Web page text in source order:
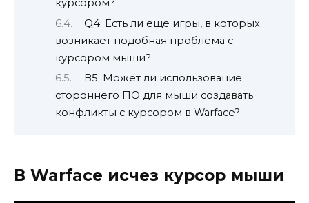
курсором?
Q4: Есть ли еще игры, в которых
возникает подобная проблема с
курсором мыши?
В5: Может ли использование
стороннего ПО для мыши создавать
конфликты с курсором в Warface?
В Warface исчез курсор мыши